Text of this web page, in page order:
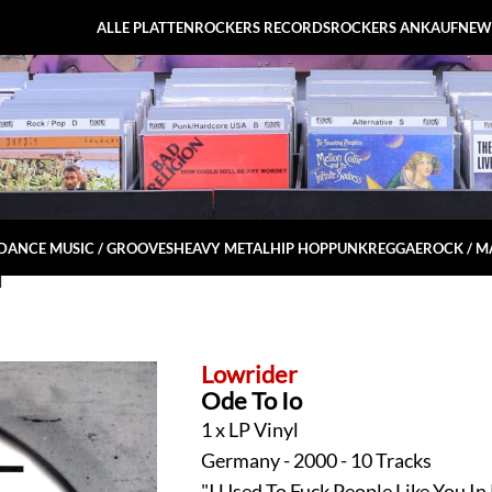
ALLE PLATTENROCKERS RECORDSROCKERS ANKAUF
MUSIC / GROOVESHEAVY METALHIP HOPPUNKREGGAEROCK /
Lowrider
Ode To Io
1 x LP Vinyl
Germany - 2000 - 10 Tracks